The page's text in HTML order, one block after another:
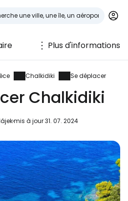
Plus d'informations
Chalkidiki Se déplacer
Chalkidiki
mis à jour 31. 07. 2024
à
mondiale des voyageurs
avec Facebook